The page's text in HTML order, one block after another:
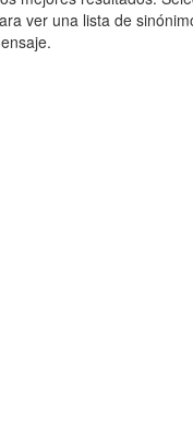
ver una lista de